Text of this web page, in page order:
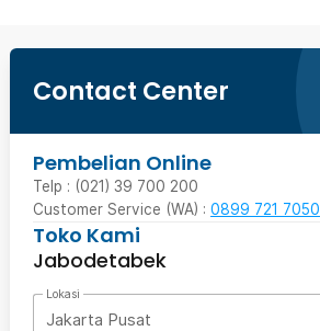
Contact Center
Pembelian Online
Telp : (021) 39 700 200
Customer Service (WA) : 0899 721 7050
Toko Kami
Jabodetabek
Lokasi
Jakarta Pusat